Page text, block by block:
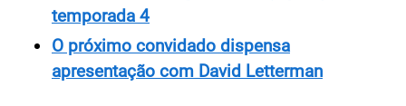
temporada 4
O próximo convidado dispensa
apresentação com David Letterman